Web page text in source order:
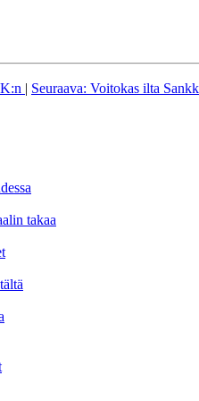
| Seuraava: Voitokas ilta
takaa